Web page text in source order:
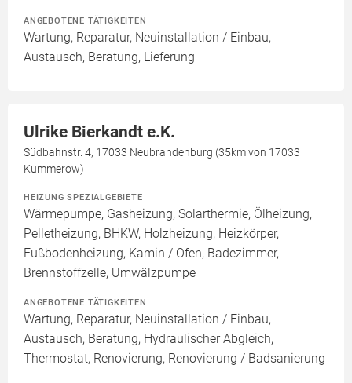
ANGEBOTENE TÄTIGKEITEN
Wartung, Reparatur, Neuinstallation / Einbau,
Austausch, Beratung, Lieferung
Ulrike Bierkandt e.K.
Südbahnstr. 4, 17033 Neubrandenburg (35km von 17033
Kummerow)
HEIZUNG SPEZIALGEBIETE
Wärmepumpe, Gasheizung, Solarthermie, Ölheizung,
Pelletheizung, BHKW, Holzheizung, Heizkörper,
Fußbodenheizung, Kamin / Ofen, Badezimmer,
Brennstoffzelle, Umwälzpumpe
ANGEBOTENE TÄTIGKEITEN
Wartung, Reparatur, Neuinstallation / Einbau,
Austausch, Beratung, Hydraulischer Abgleich,
Thermostat, Renovierung, Renovierung / Badsanierung